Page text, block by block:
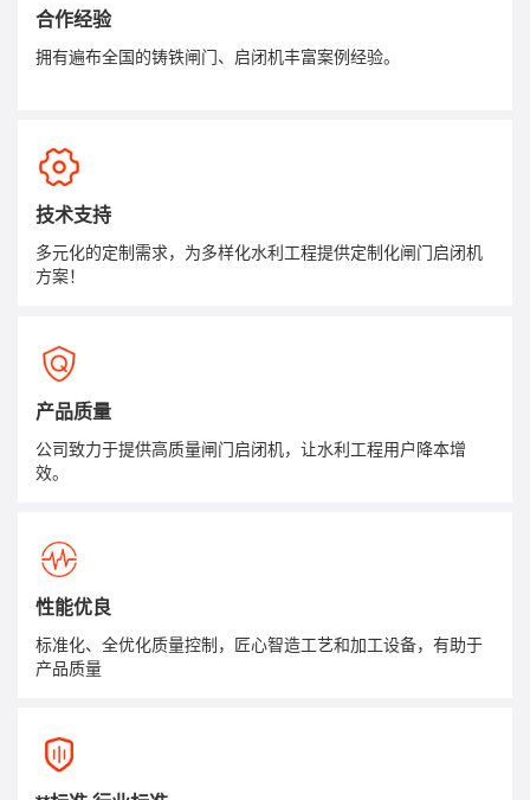
合作经验
拥有遍布全国的铸铁闸门、启闭机丰富案例经验。
技术支持
多元化的定制需求，为多样化水利工程提供定制化闸门启闭机
方案！
产品质量
公司致力于提供高质量闸门启闭机，让水利工程用户降本增
效。
性能优良
标准化、全优化质量控制，匠心智造工艺和加工设备，有助于
产品质量